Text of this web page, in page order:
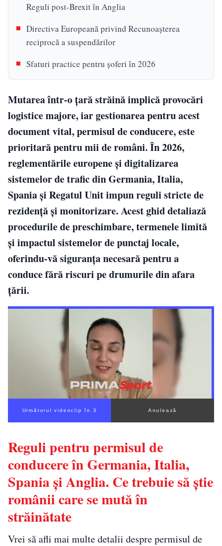
Reguli post-Brexit în Anglia
Directiva Europeană privind Recunoașterea
reciprocă a suspendărilor
Sfaturi practice pentru șoferi în 2026
Mutarea într-o țară străină implică provocări
logistice majore, iar gestionarea pentru acest
document vital, permisul de conducere, este
prioritară pentru mii de români. În 2026,
reglementările europene și digitalizarea
sistemelor de trafic din Germania, Italia,
Spania și Regatul Unit impun reguli stricte de
rezidență și monitorizare. Acest ghid detaliază
procedurile de preschimbare, termenele limită
și impactul sistemelor de punctaj locale,
oferindu-vă siguranța necesară pentru a
conduce fără riscuri pe drumurile din afara
țării.
Următorul videoclip în 2 Anulează
Reguli pentru permisul de
conducere în Germania, Italia,
Spania și Anglia. Ce trebuie să știe
românii care se mută în
străinătate
Vrei să afli mai multe detalii despre permisul de